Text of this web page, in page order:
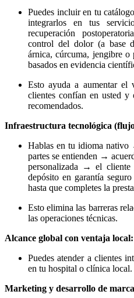
Puedes incluir en tu
integrarlos en tus
recuperación
control del dolor (a base
árnica, cúrcuma, jengibre o
basados en evidencia
Esto ayuda a aumentar el
clientes confían en usted y
recomendados.
Infraestructura tecnológica
Hablas en tu idioma
partes se entienden →
personalizada → el cliente
depósito en garantía
hasta que completes la
Esto elimina las barreras
las operaciones técnicas.
Alcance global con ventaja local:
Puedes atender a clientes
en tu hospital o clínica local.
Marketing y desarrollo de